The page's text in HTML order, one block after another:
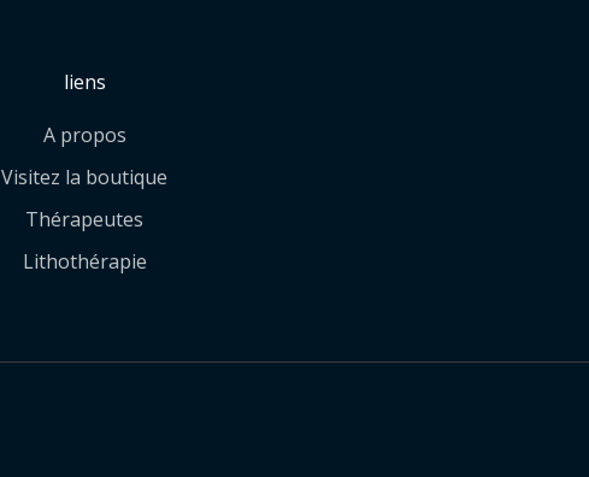
liens
A propos
Visitez la boutique
Thérapeutes
Lithothérapie